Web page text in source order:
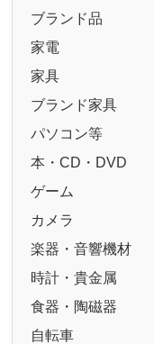
ブランド品
家電
家具
ブランド家具
パソコン等
本・CD・DVD
ゲーム
カメラ
楽器・音響機材
時計・貴金属
食器・陶磁器
自転車